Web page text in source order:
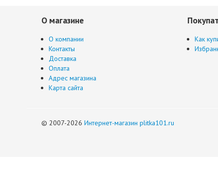
О магазине
О компании
Контакты
Доставка
Оплата
Адрес магазина
Карта сайта
Как
© 2007-2026 Интернет-магазин plitka101.ru